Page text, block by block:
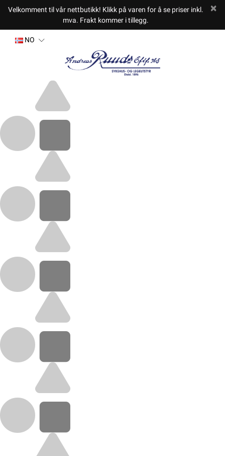
Velkomment til vår nettbutikk! Klikk på varen for å se priser inkl.
mva. Frakt kommer i tillegg.
NO